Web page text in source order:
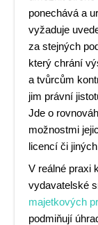
ponechává a
vyžaduje
za stejných
který chrání
a tvůrcům
jim právní
Jde o
možnostmi
licencí či
V reálné praxi
vydavatelské
majetkových
podmiňují